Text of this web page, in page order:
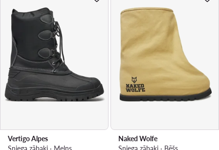
Vertigo Alpes
Naked Wolfe